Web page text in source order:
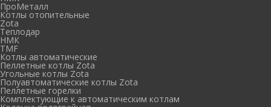
ПроМеталл
Котлы отопительные
Zota
Теплодар
НМК
TMF
Котлы автоматические
Пеллетные котлы Zota
Угольные котлы Zota
Полуавтоматические котлы Zota
Пеллетные горелки
Комплектующие к автоматическим котлам